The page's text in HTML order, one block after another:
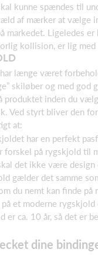
kunne spændes til
af mærker at vælge
markedet. Ligeledes
kollision, er lig med
længe været
skiløber og med
produktet inden du
Ved styrt bliver den
at:
har en perfekt
forskel på rygskjold til
det ikke være
gælder det samme
du nemt kan finde på
et moderne
er ca. 10 år, så det er
dine